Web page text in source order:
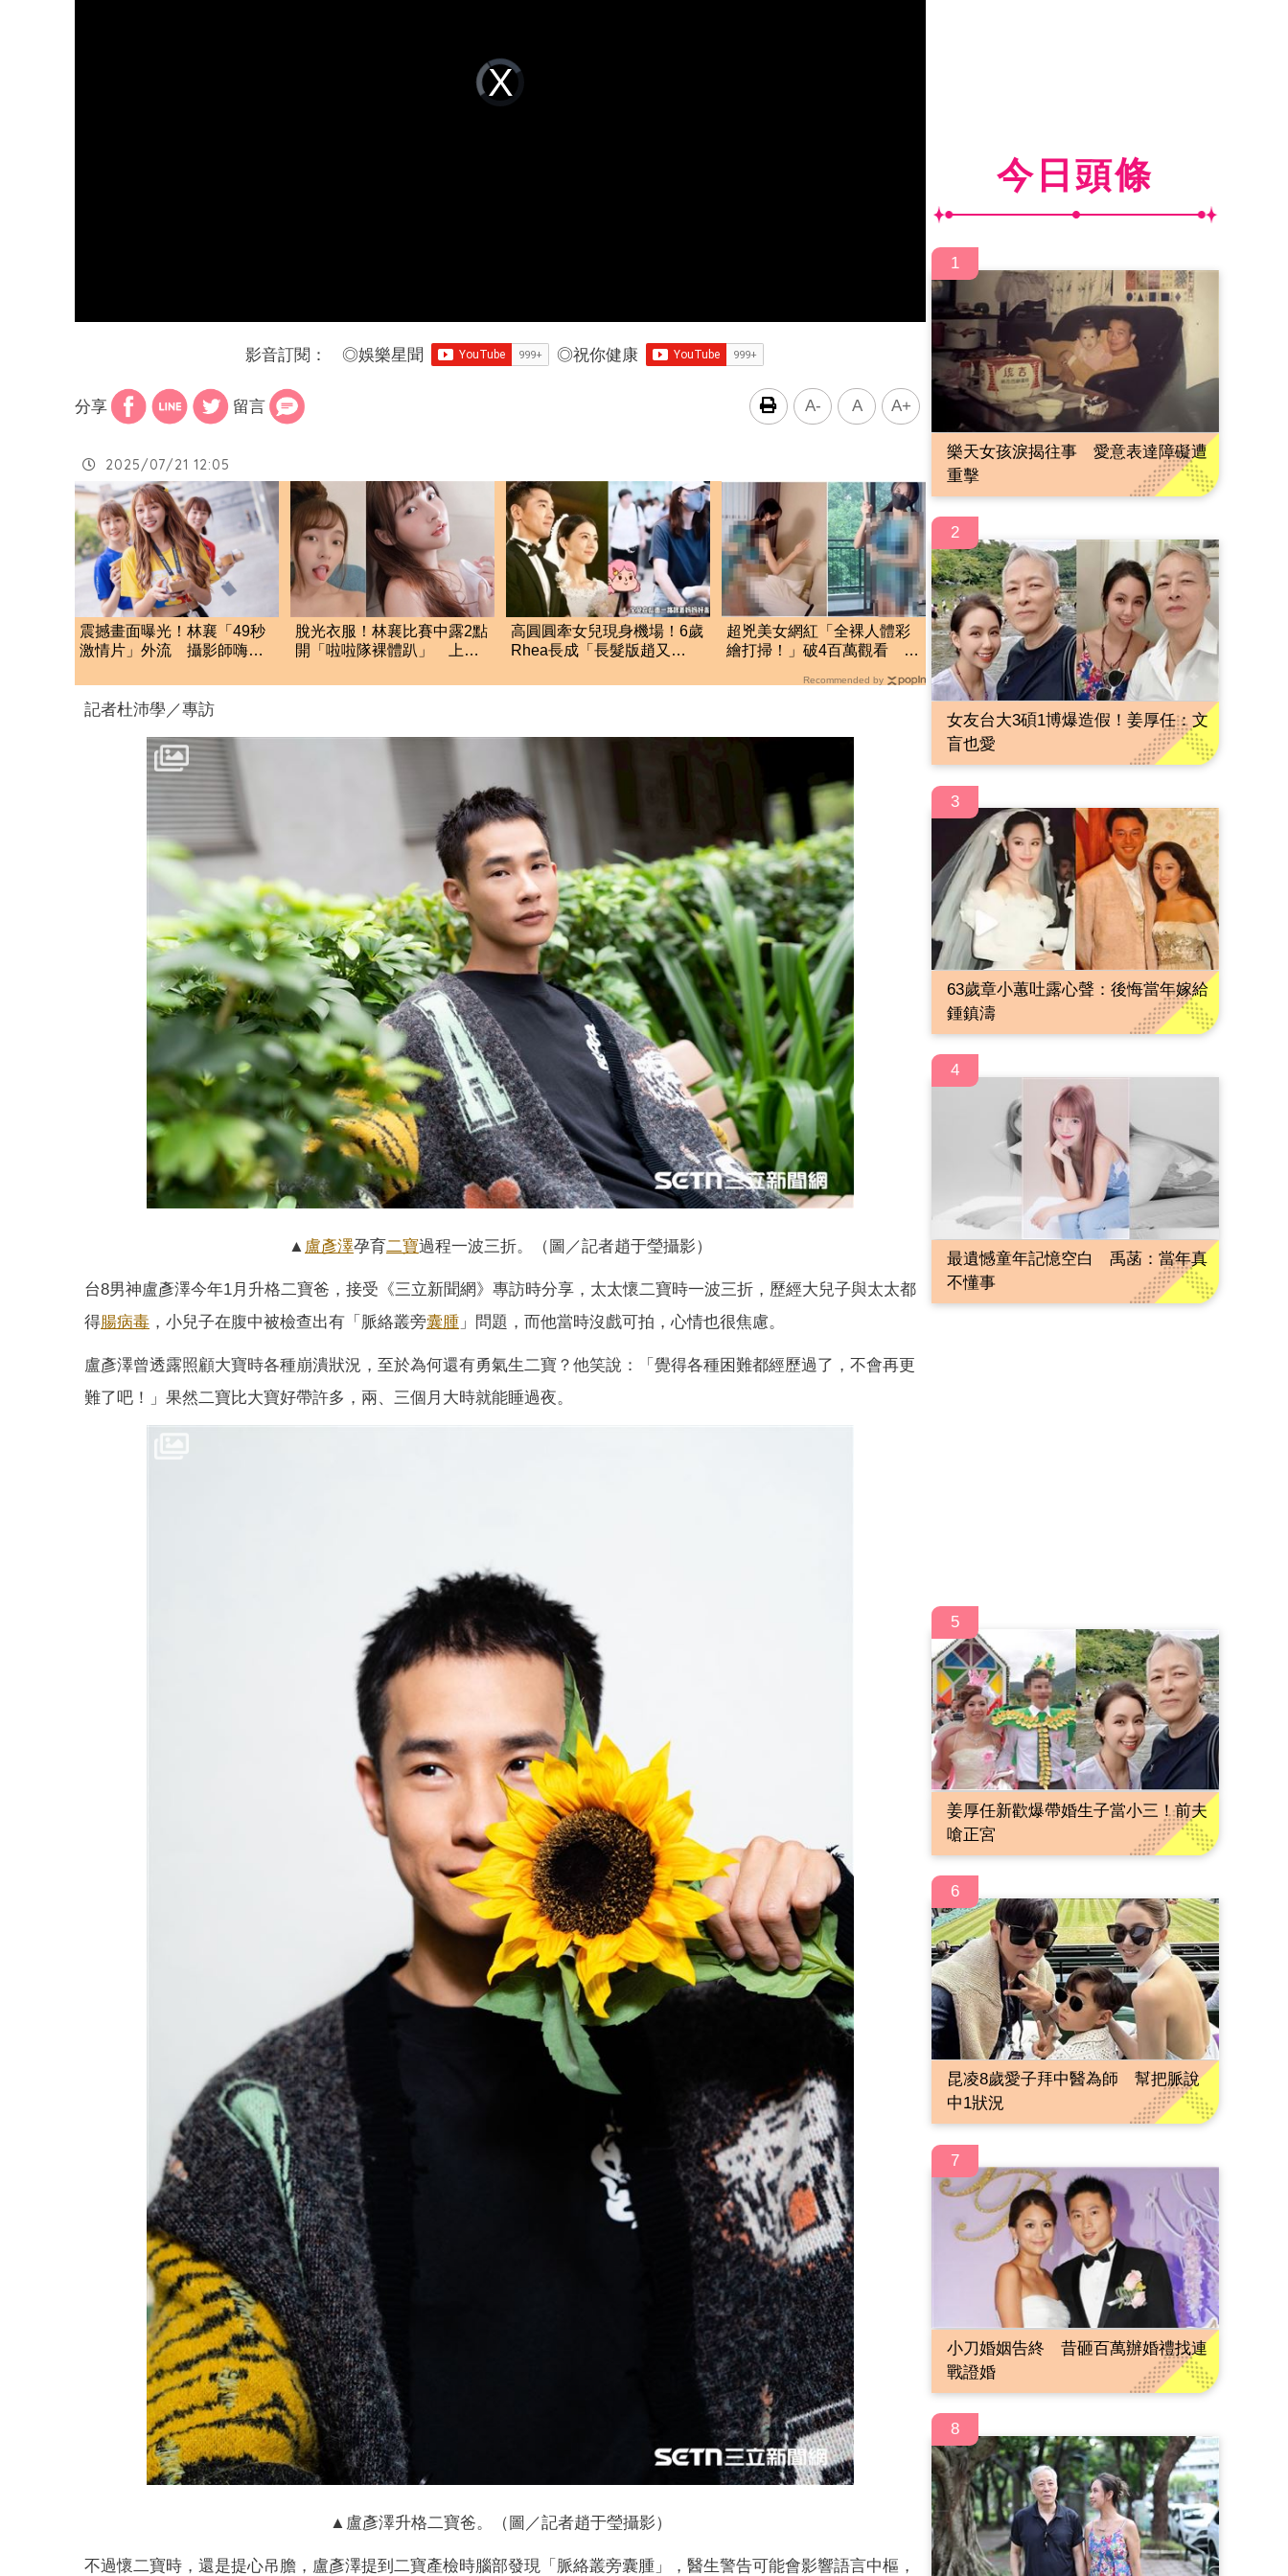
Video
Player
is
loading.
影音訂閱： ◎娛樂星聞 ◎祝你健康
分享 留言 A- A A+
2025/07/21 12:05
震撼畫面曝光！林襄「49秒
激情片」外流 攝影師嗨到
脫光衣服！林襄比賽中露2點
開「啦啦隊裸體趴」 上空
高圓圓牽女兒現身機場！6歲
Rhea長成「長髮版趙又
超兇美女網紅「全裸人體彩
繪打掃！」破4百萬觀看
Recommended by
記者杜沛學／專訪
▲ 盧彥澤孕育二寶過程一波三折。（圖／記者趙于瑩攝影）
台8男神盧彥澤今年1月升格二寶爸，接受《三立新聞網》專訪時分享，太太懷二寶時一波三折，歷經大兒子與太太都
得腸病毒 ，小兒子在腹中被檢查出有「脈絡叢旁囊腫 」問題，而他當時沒戲可拍，心情也很焦慮。
盧彥澤曾透露照顧大寶時各種崩潰狀況，至於為何還有勇氣生二寶？他笑說：「覺得各種困難都經歷過了，不會再更
難了吧！」果然二寶比大寶好帶許多，兩、三個月大時就能睡過夜。
▲盧彥澤升格二寶爸。（圖／記者趙于瑩攝影）
不過懷二寶時，還是提心吊膽，盧彥澤提到二寶產檢時腦部發現「脈絡叢旁囊腫」，醫生警告可能會影響語言中樞，
今日頭條
1
樂天女孩淚揭往事 愛意表達障礙遭
重擊
2
女友台大3碩1博爆造假！姜厚任：文
盲也愛
3
63歲章小蕙吐露心聲：後悔當年嫁給
鍾鎮濤
4
最遺憾童年記憶空白 禹菡：當年真
不懂事
5
姜厚任新歡爆帶婚生子當小三！前夫
嗆正宮
6
昆凌8歲愛子拜中醫為師 幫把脈說
中1狀況
7
小刀婚姻告終 昔砸百萬辦婚禮找連
戰證婚
8